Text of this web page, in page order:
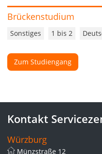
Brückenstudium
Sonstiges 1 bis 2
Zum Studiengang
Kontakt
Würzburg
Münzstraße 12